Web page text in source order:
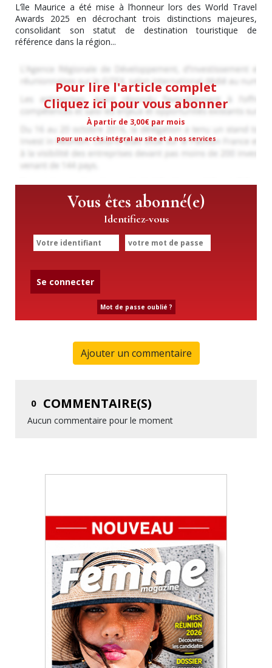
L’île Maurice a été mise à l’honneur lors des World Travel
Awards 2025 en décrochant trois distinctions majeures,
consolidant son statut de destination touristique de
référence dans la région...
Pour lire l'article complet
Cliquez ici pour vous abonner
À partir de 3,00€ par mois
pour un accès intégral au site et à nos services
Vous êtes abonné(e)
Identifiez-vous
Se connecter
Mot de passe oublié ?
Ajouter un commentaire
0 COMMENTAIRE(S)
Aucun commentaire pour le moment